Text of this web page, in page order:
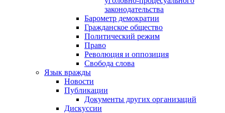
законодательства
Барометр демократии
Гражданское общество
Политический режим
Право
Революция и оппозиция
Свобода слова
Язык вражды
Новости
Публикации
Документы других организаций
Дискуссии